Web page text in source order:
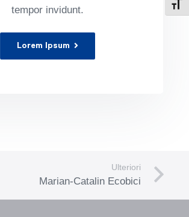
tem­por invidunt.
Lorem Ipsum
Ulteriori
Marian-Catalin Ecobici